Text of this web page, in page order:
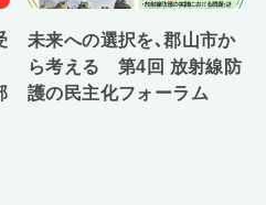
未来への選択を､郡山市か
ら考える 第4回 放射線防
護の民主化フォーラム